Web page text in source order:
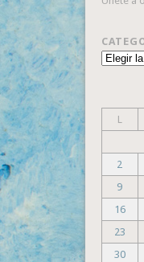
L
2
9
16
23
30